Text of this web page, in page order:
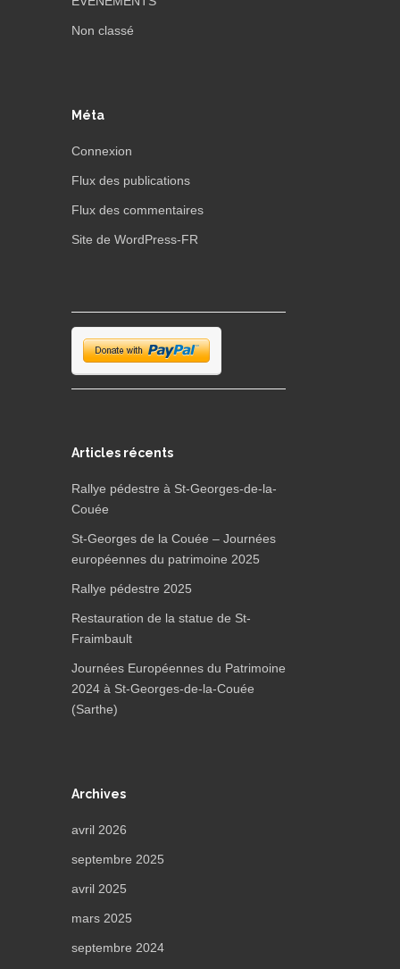
Non classé
Méta
Connexion
Flux des publications
Flux des commentaires
Site de WordPress-FR
Articles récents
Rallye pédestre à St-Georges-de-la-
Couée
St-Georges de la Couée – Journées
européennes du patrimoine 2025
Rallye pédestre 2025
Restauration de la statue de St-
Fraimbault
Journées Européennes du Patrimoine
2024 à St-Georges-de-la-Couée
(Sarthe)
Archives
avril 2026
septembre 2025
avril 2025
mars 2025
septembre 2024